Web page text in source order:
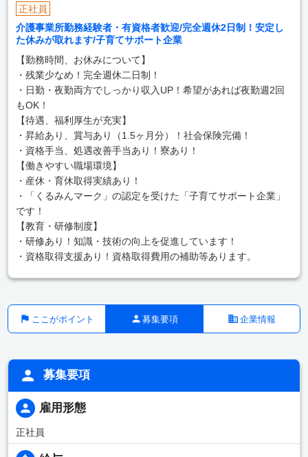
正社員
介護事業所勤務経験者・有資格者歓迎/完全週休2日制！安定し
た休みが取れます/子育てサポート企業
【勤務時間、お休みについて】
・残業少なめ！完全週休二日制！
・日勤・夜勤両方でしっかり収入UP！希望があれば夜勤週2回
もOK！
【待遇、福利厚生が充実】
・昇給あり、賞与あり（1.5ヶ月分）！社会保険完備！
・資格手当、処遇改善手当あり！寮あり！
【働きやすい職場環境】
・産休・育休取得実績あり！
・「くるみんマーク」の認定を受けた「子育てサポート企業」
です！
【教育・研修制度】
・研修あり！知識・技術の向上を促進しています！
・資格取得支援あり！資格取得費用の補助等あります。
ここがポイント 募集要項 企業情報
募集要項
雇用形態
正社員